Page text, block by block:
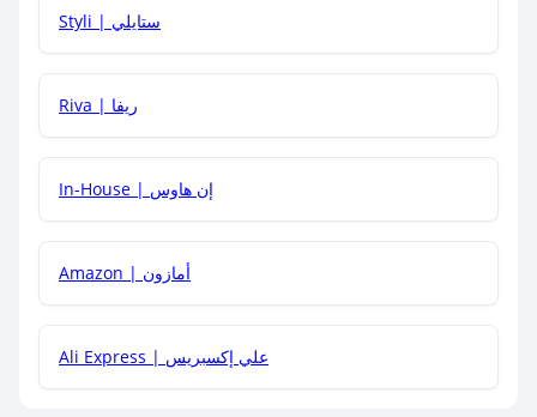
هل يمكنني جمع كود خصم مع العروض الأخرى؟
Styli | ستايلي
Riva | ريفا
In-House | إن هاوس
Amazon | أمازون
Ali Express | علي إكسبريس